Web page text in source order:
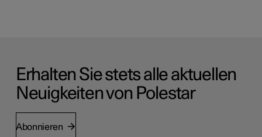
Erhalten Sie stets alle aktuellen
Neuigkeiten von Polestar
Abonnieren